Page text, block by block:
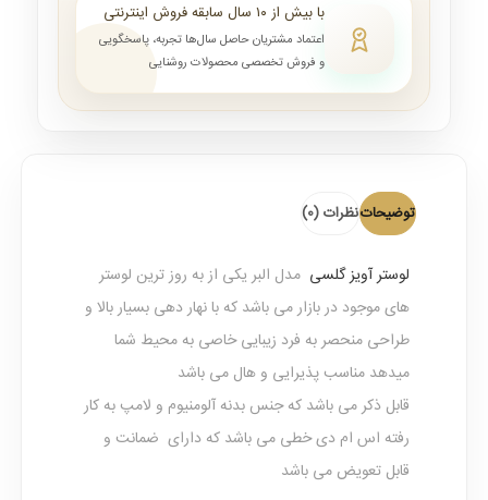
با بیش از ۱۰ سال سابقه فروش اینترنتی
اعتماد مشتریان حاصل سال‌ها تجربه، پاسخگویی
و فروش تخصصی محصولات روشنایی
توضیحاتنظرات (0)
لوستر آویز گلسی مدل البر یکی از به روز ترین لوستر
های موجود در بازار می باشد که با نهار دهی بسیار بالا و
طراحی منحصر به فرد زیبایی خاصی به محیط شما
میدهد مناسب پذیرایی و هال می باشد
قابل ذکر می باشد که جنس بدنه آلومنیوم و لامپ به کار
رفته اس ام دی خطی می باشد که دارای ضمانت و
قابل تعویض می باشد